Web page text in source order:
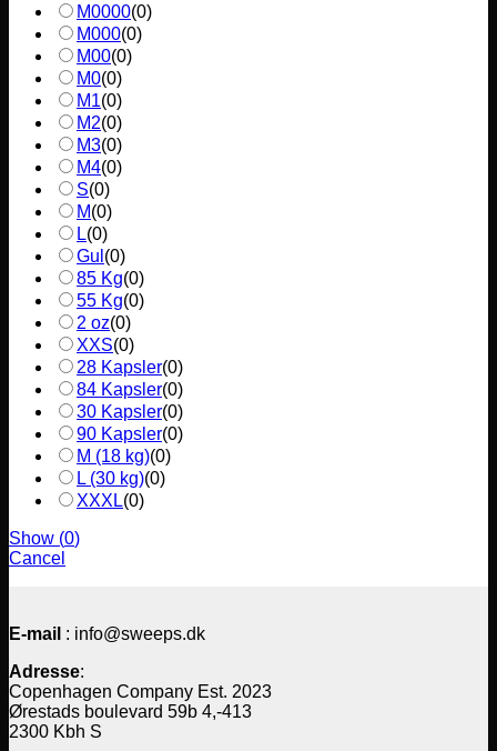
M0000(0)
M000(0)
M00(0)
M0(0)
M1(0)
M2(0)
M3(0)
M4(0)
S(0)
M(0)
L(0)
Gul (0)
85 Kg(0)
55 Kg(0)
2 oz(0)
XXS(0)
28 Kapsler(0)
84 Kapsler(0)
30 Kapsler(0)
90 Kapsler(0)
M (18 kg)(0)
L (30 kg)(0)
XXXL(0)
Show (0)
Cancel
E-mail : info@sweeps.dk
Adresse:
Copenhagen Company Est. 2023
Ørestads boulevard 59b 4,-413
2300 Kbh S